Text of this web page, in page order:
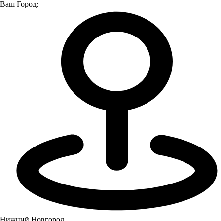
Ваш Город:
Нижний Новгород
Главная страница
Мероприятия